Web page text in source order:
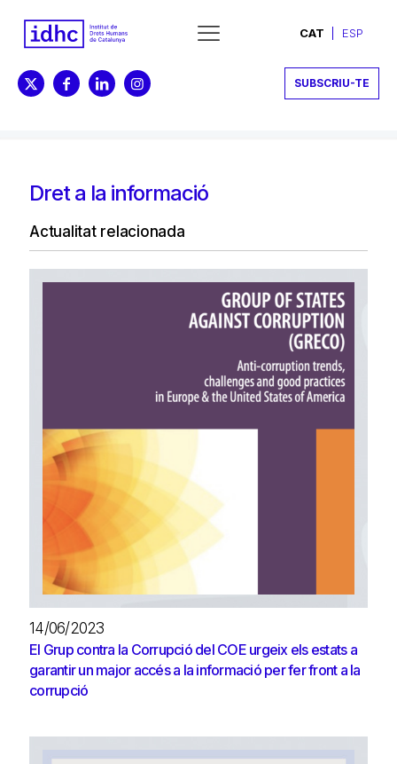
CAT ESP
SUBSCRIU-TE
Dret a la informació
Actualitat relacionada
14/06/2023
El Grup contra la Corrupció del COE urgeix els estats a
garantir un major accés a la informació per fer front a la
corrupció